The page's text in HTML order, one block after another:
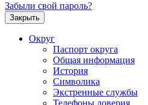
Забыли свой пароль?
Закрыть
Округ
Паспорт округа
Общая информация
История
Символика
Экстренные службы